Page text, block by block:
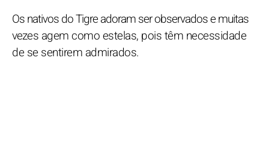
Os nativos do Tigre adoram ser observados e muitas
vezes agem como estelas, pois têm necessidade
de se sentirem admirados.